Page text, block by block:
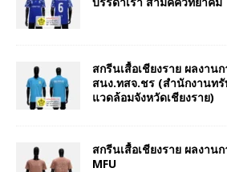
สกรีนเสื้อเชียงราย ผลงาน
สนง.ทสจ.ชร (สำนักงานท
แวดล้อมจังหวัดเชียงราย)
สกรีนเสื้อเชียงราย ผลงาน
MFU